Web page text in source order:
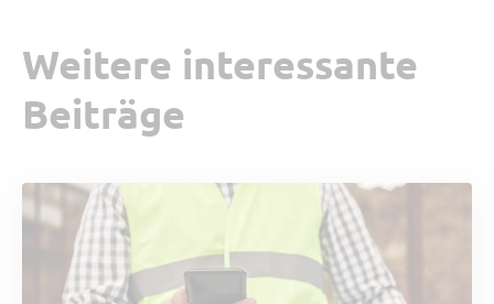
Weitere interessante
Beiträge